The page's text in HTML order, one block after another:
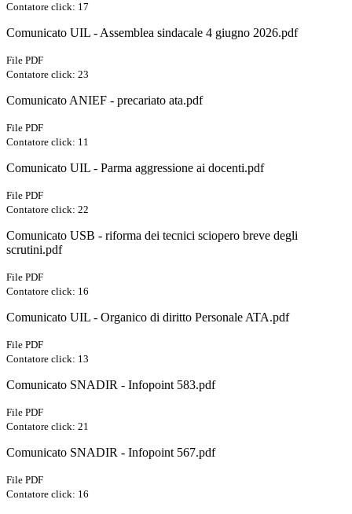
Contatore click: 17
Comunicato UIL - Assemblea sindacale 4 giugno 2026.pdf
File PDF
Contatore click: 23
Comunicato ANIEF - precariato ata.pdf
File PDF
Contatore click: 11
Comunicato UIL - Parma aggressione ai docenti.pdf
File PDF
Contatore click: 22
Comunicato USB - riforma dei tecnici sciopero breve degli
scrutini.pdf
File PDF
Contatore click: 16
Comunicato UIL - Organico di diritto Personale ATA.pdf
File PDF
Contatore click: 13
Comunicato SNADIR - Infopoint 583.pdf
File PDF
Contatore click: 21
Comunicato SNADIR - Infopoint 567.pdf
File PDF
Contatore click: 16